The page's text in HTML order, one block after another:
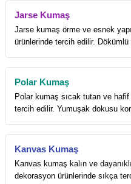
Jarse Kumaş
Jarse kumaş örme ve esnek
ürünlerinde tercih edilir. Dökümlü
Polar Kumaş
Polar kumaş sıcak tutan ve hafif
tercih edilir. Yumuşak dokusu
Kanvas Kumaş
Kanvas kumaş kalın ve
dekorasyon ürünlerinde sıkça